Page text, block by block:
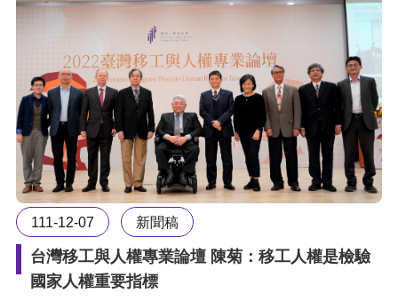
111-12-07 新聞稿
台灣移工與人權專業論壇 陳菊：移工人權是檢驗
國家人權重要指標